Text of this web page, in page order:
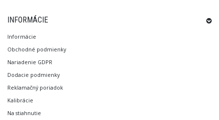
INFORMÁCIE
Informácie
Obchodné podmienky
Nariadenie GDPR
Dodacie podmienky
Reklamačný poriadok
Kalibrácie
Na stiahnutie